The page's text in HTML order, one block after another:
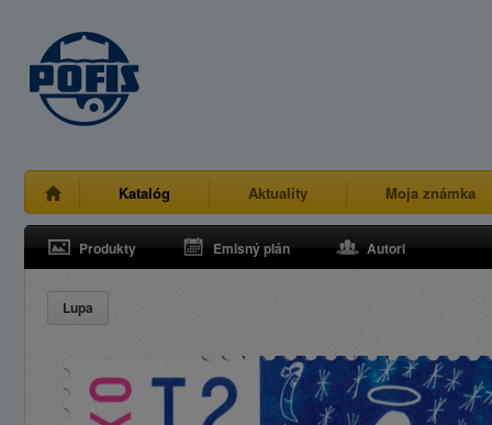
Katalóg Aktuality Moja známka
Produkty Emisný plán Autori
Lupa